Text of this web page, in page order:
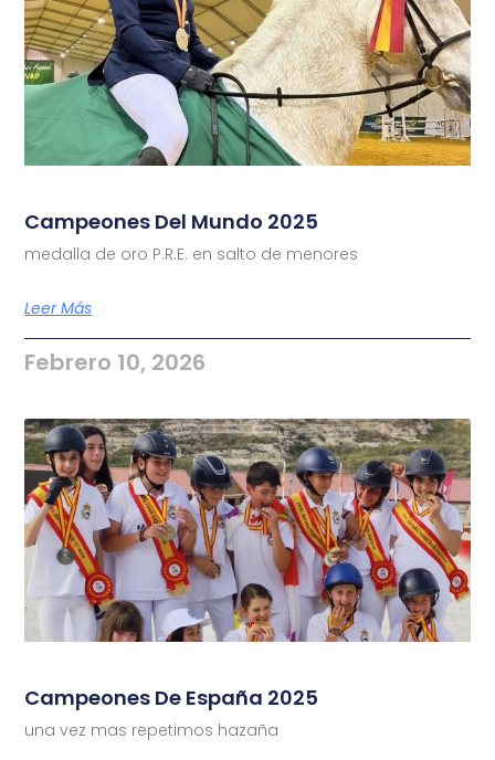
Campeones Del Mundo 2025
medalla de oro P.R.E. en salto de menores
Leer Más
Febrero 10, 2026
Campeones De España 2025
una vez mas repetimos hazaña